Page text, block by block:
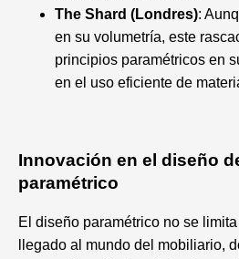
The Shard (Londres):
en su volumetría, este
principios paramétricos en
en el uso eficiente de
Innovación en el diseño
paramétrico
El diseño paramétrico no se
llegado al mundo del mobiliario,